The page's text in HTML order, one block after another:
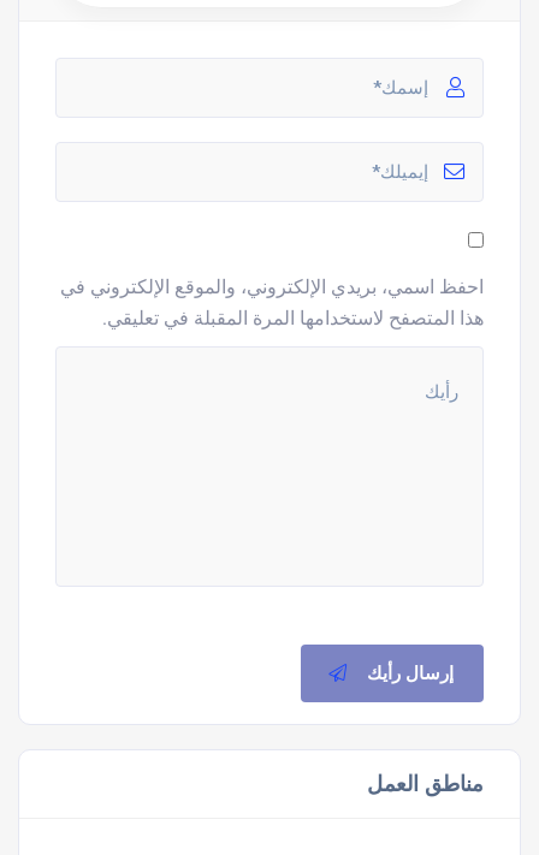
احفظ اسمي، بريدي الإلكتروني، والموقع الإلكتروني في
هذا المتصفح لاستخدامها المرة المقبلة في تعليقي.
إرسال رأيك
مناطق العمل